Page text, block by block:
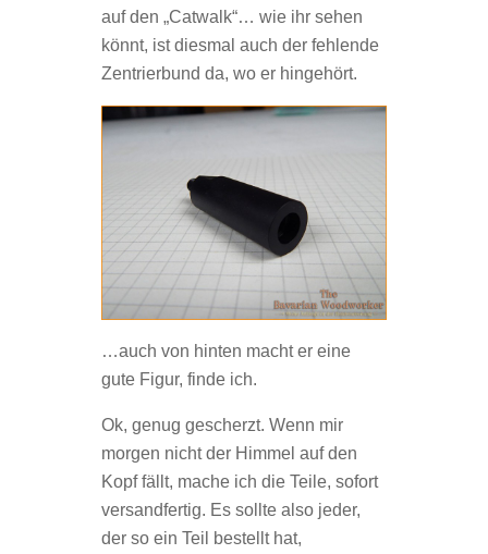
auf den „Catwalk“… wie ihr sehen
könnt, ist diesmal auch der fehlende
Zentrierbund da, wo er hingehört.
…auch von hinten macht er eine
gute Figur, finde ich.
Ok, genug gescherzt. Wenn mir
morgen nicht der Himmel auf den
Kopf fällt, mache ich die Teile, sofort
versandfertig. Es sollte also jeder,
der so ein Teil bestellt hat,